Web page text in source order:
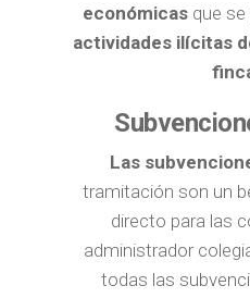
económicasque se
actividades ilícitas
Las
tramitación son un
directo para las
administrador
todas las